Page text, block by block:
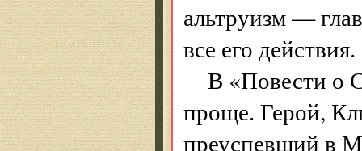
альтруизм —
все его действия.
В «Повести о
проще. Герой,
преуспевший в